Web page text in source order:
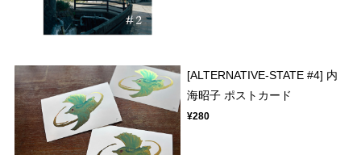
[ALTERNATIVE-STATE #4] 内
海昭子 ポストカード
¥280